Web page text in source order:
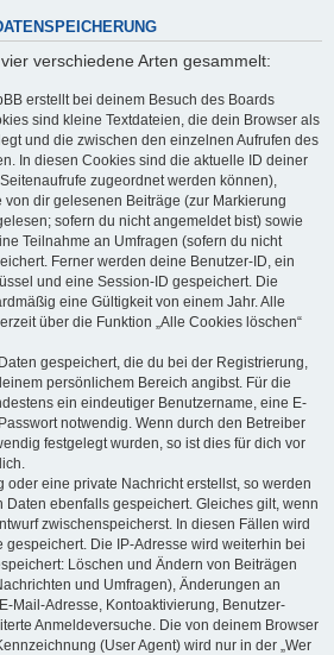
verschiedene Arten gesammelt:
erstellt bei deinem Besuch des Boards
sind kleine Textdateien, die dein Browser als
und die zwischen den einzelnen Aufrufen des
In diesen Cookies sind die aktuelle ID deiner
zugeordnet werden können),
von dir gelesenen Beiträge (zur Markierung
sofern du nicht angemeldet bist) sowie
Teilnahme an Umfragen (sofern du nicht
Ferner werden deine Benutzer-ID, ein
und eine Session-ID gespeichert. Die
eine Gültigkeit von einem Jahr. Alle
über die Funktion „Alle Cookies löschen“
gespeichert, die du bei der Registrierung,
persönlichem Bereich angibst. Für die
ein eindeutiger Benutzername, eine E-
notwendig. Wenn durch den Betreiber
festgelegt wurden, so ist dies für dich vor
oder eine private Nachricht erstellst, so werden
ebenfalls gespeichert. Gleiches gilt, wenn
zwischenspeicherst. In diesen Fällen wird
gespeichert. Die IP-Adresse wird weiterhin bei
Löschen und Ändern von Beiträgen
und Umfragen), Änderungen an
Mail-Adresse, Kontoaktivierung, Benutzer-
Anmeldeversuche. Die von deinem Browser
(User Agent) wird nur in der „Wer